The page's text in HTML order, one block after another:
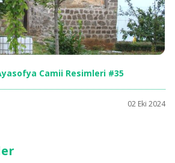
Camii Resimleri #35
02 Eki 2024